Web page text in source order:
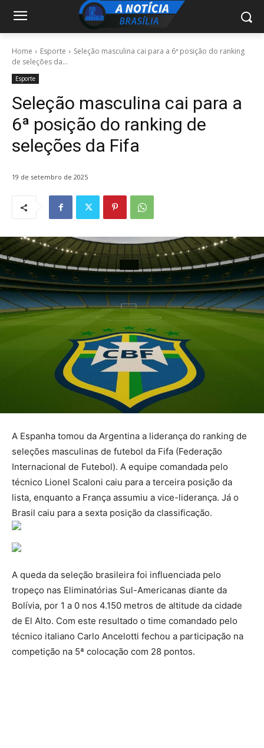
Home Esporte
Seleção masculina cai para a 6ª posição do ranking
de seleções da...
Esporte
Seleção masculina cai para a
6ª posição do ranking de
seleções da Fifa
19 de setembro de 2025
A Espanha tomou da Argentina a liderança do ranking de
seleções masculinas de futebol da Fifa (Federação
Internacional de Futebol). A equipe comandada pelo
técnico Lionel Scaloni caiu para a terceira posição da
lista, enquanto a França assumiu a vice-liderança. Já o
Brasil caiu para a sexta posição da classificação.
A queda da seleção brasileira foi influenciada pelo
tropeço nas Eliminatórias Sul-Americanas diante da
Bolívia, por 1 a 0 nos 4.150 metros de altitude da cidade
de El Alto. Com este resultado o time comandado pelo
técnico italiano Carlo Ancelotti fechou a participação na
competição na 5ª colocação com 28 pontos.